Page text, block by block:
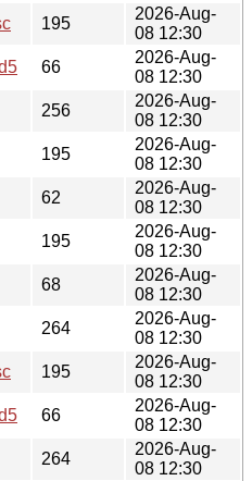
195
2026-Aug-
08 12:30
66
2026-Aug-
08 12:30
256
2026-Aug-
08 12:30
195
2026-Aug-
08 12:30
62
2026-Aug-
08 12:30
195
2026-Aug-
08 12:30
68
2026-Aug-
08 12:30
264
2026-Aug-
08 12:30
195
2026-Aug-
08 12:30
66
2026-Aug-
08 12:30
264
2026-Aug-
08 12:30